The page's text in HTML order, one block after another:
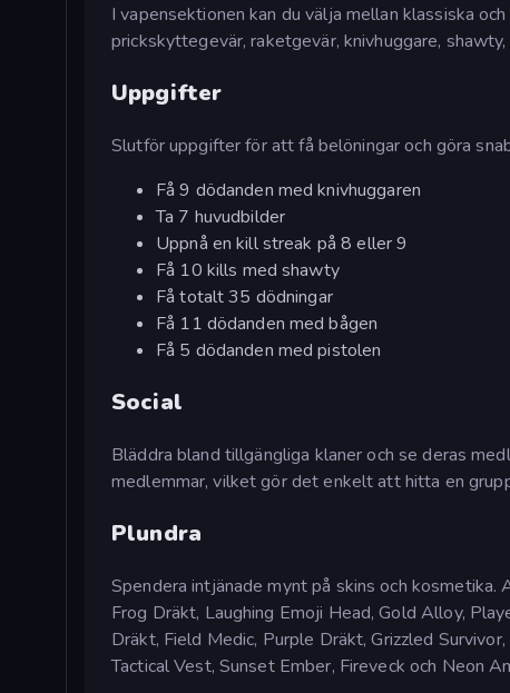
I vapensektionen kan du välja mellan klassiska
prickskyttegevär, raketgevär, knivhuggare,
Uppgifter
Slutför uppgifter för att få belöningar och göra
Få 9 dödanden med knivhuggaren
Ta 7 huvudbilder
Uppnå en kill streak på 8 eller 9
Få 10 kills med shawty
Få totalt 35 dödningar
Få 11 dödanden med bågen
Få 5 dödanden med pistolen
Social
Bläddra bland tillgängliga klaner och se deras
medlemmar, vilket gör det enkelt att hitta en
Plundra
Spendera intjänade mynt på skins och
Frog Dräkt, Laughing Emoji Head, Gold Alloy,
Dräkt, Field Medic, Purple Dräkt, Grizzled
Tactical Vest, Sunset Ember, Fireveck och Neon